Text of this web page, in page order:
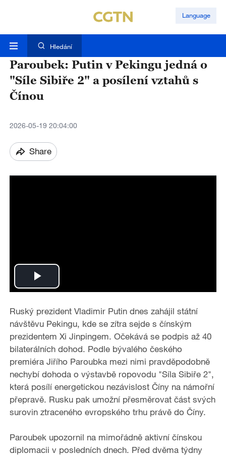
Language
Hledání
Paroubek: Putin v Pekingu jedná o
"Síle Sibiře 2" a posílení vztahů s
Čínou
2026-05-19 20:04:00
Share
P
l
a
y
V
i
e
Ruský prezident Vladimir Putin dnes zahájil státní
návštěvu Pekingu, kde se zítra sejde s čínským
prezidentem Xi Jinpingem. Očekává se podpis až 40
bilaterálních dohod. Podle bývalého českého
premiéra Jiřího Paroubka mezi nimi pravděpodobně
nechybí dohoda o výstavbě ropovodu "Síla Sibiře 2",
která posílí energetickou nezávislost Číny na námořní
přepravě. Rusku pak umožní přesměrovat část svých
surovin ztraceného evropského trhu právě do Číny.
Paroubek upozornil na mimořádně aktivní čínskou
diplomacii v posledních dnech. Před dvěma týdny